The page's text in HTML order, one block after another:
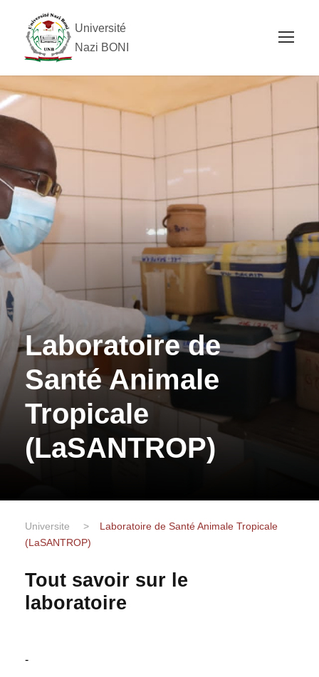
Université
Nazi BONI
Laboratoire de
Santé Animale
Tropicale
(LaSANTROP)
Universite >
Laboratoire de Santé Animale Tropicale
(LaSANTROP)
Tout savoir sur le
laboratoire
-